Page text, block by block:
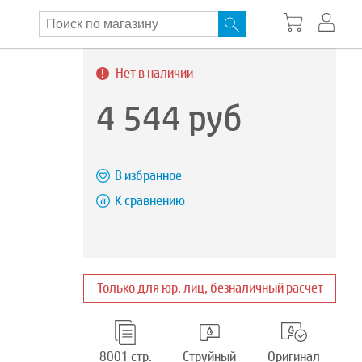
Нет в наличии
4 544 руб
В избранное
К сравнению
Только для юр. лиц, безналичный расчёт
8001 стр. Струйный Оригинал